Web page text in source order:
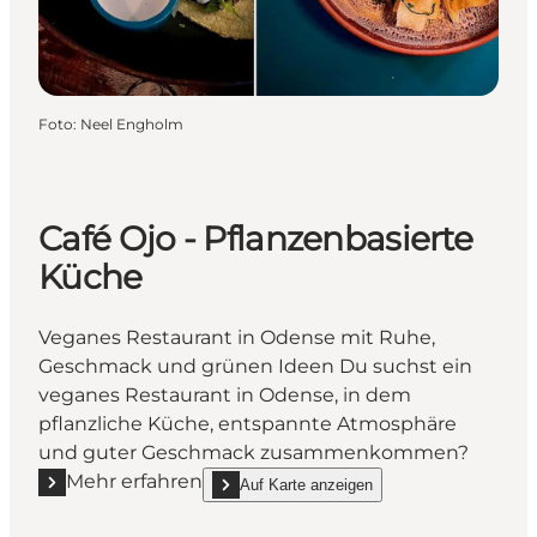
Foto: Neel Engholm
Café Ojo - Pflanzenbasierte
Küche
Veganes Restaurant in Odense mit Ruhe,
Geschmack und grünen Ideen Du suchst ein
veganes Restaurant in Odense, in dem
pflanzliche Küche, entspannte Atmosphäre
und guter Geschmack zusammenkommen?
Mehr erfahren
Mehr erfahren "Café Ojo - Pflanzenbasierte Küche"
Auf Karte anzeigen
show Café Ojo - Pflanzenbasierte Küche